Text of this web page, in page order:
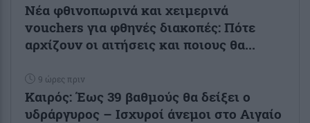
Νέα φθινοπωρινά και χειμερινά
vouchers για φθηνές διακοπές: Πότε
αρχίζουν οι αιτήσεις και ποιους θα...
9 ώρες πριν
Καιρός: Έως 39 βαθμούς θα δείξει ο
υδράργυρος – Ισχυροί άνεμοι στο Αιγαίο